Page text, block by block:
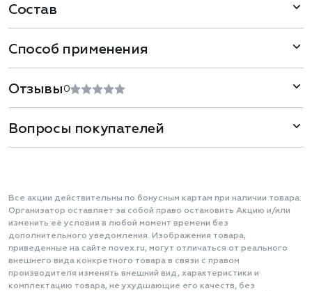
Состав
Способ применения
Отзывы 0
Вопросы покупателей
Все акции действительны по бонусным картам при наличии товара.
Организатор оставляет за собой право остановить Акцию и/или
изменить её условия в любой момент времени без
дополнительного уведомления. Изображения товара,
приведенные на сайте novex.ru, могут отличаться от реального
внешнего вида конкретного товара в связи с правом
производителя изменять внешний вид, характеристики и
комплектацию товара, не ухудшающие его качеств, без